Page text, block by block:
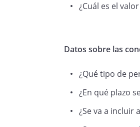
¿Cuál es el
Datos sobre las
¿Qué tipo de
¿En qué plazo
¿Se va a